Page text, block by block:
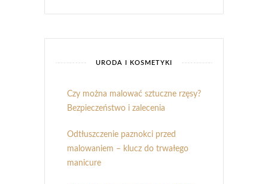
URODA I KOSMETYKI
Czy można malować sztuczne rzęsy?
Bezpieczeństwo i zalecenia
Odtłuszczenie paznokci przed
malowaniem – klucz do trwałego
manicure